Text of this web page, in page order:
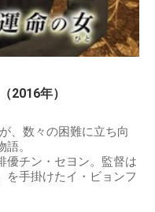
2016年）
、数々の困難に立ち向
。
優チン・セヨン。監督は
を手掛けたイ・ビョンフ